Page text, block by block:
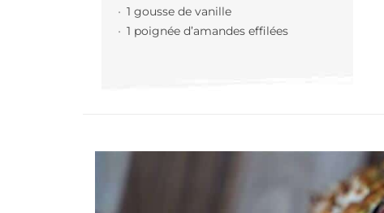
1 gousse de vanille
1 poignée d’amandes effilées